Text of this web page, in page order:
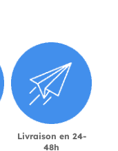
Livraison en 24-
48h